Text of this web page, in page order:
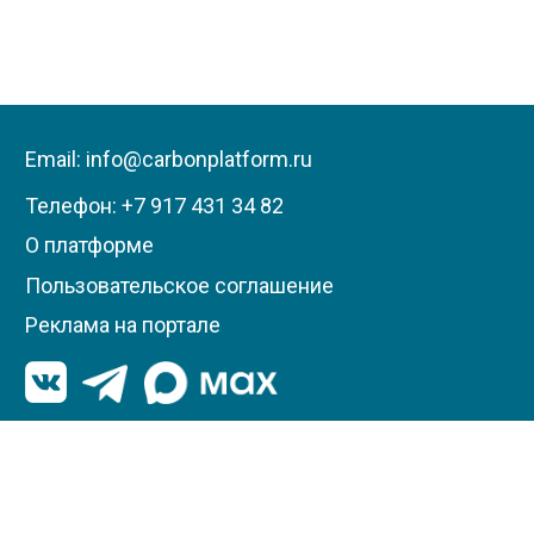
Телефон: +7 917 431 34 82
Email: info@carbonplatform.ru
Реклама на портале
Пользовательское соглашение
О платформе